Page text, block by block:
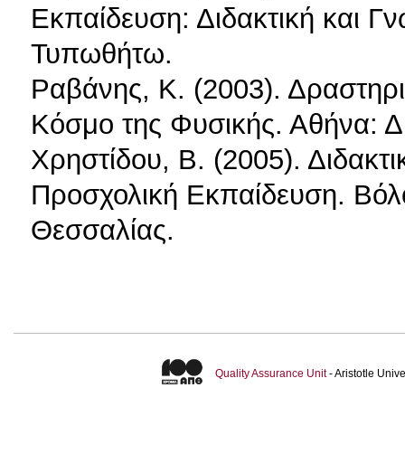
Εκπαίδευση: Διδακτική και
Τυπωθήτω.
Ραβάνης, Κ. (2003).
Κόσμο της Φυσικής. Αθήνα:
Χρηστίδου, Β. (2005).
Προσχολική Εκπαίδευση.
Θεσσαλίας.
Quality Assurance Unit- Aristotle